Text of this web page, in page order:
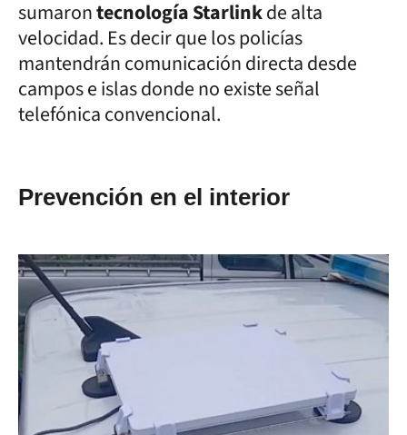
sumarontecnología Starlinkde alta
velocidad. Es decir que los policías
mantendrán comunicación directa desde
campos e islas donde no existe señal
telefónica convencional.
Prevención en el interior